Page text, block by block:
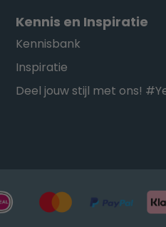
Kennis en Inspiratie
Kennisbank
Inspiratie
Deel jouw stijl met ons!